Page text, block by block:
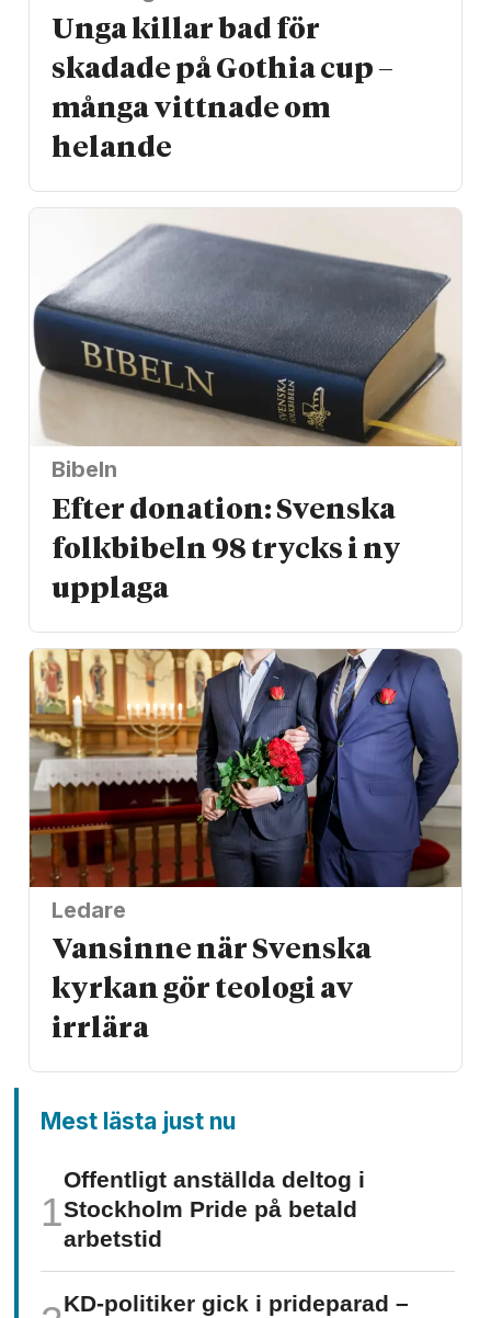
Unga killar bad för
skadade på Gothia cup –
många vittnade om
helande
Bibeln
Efter donation: Svenska
folkbibeln 98 trycks i ny
upplaga
Ledare
Vansinne när Svenska
kyrkan gör teologi av
irrlära
Mest lästa just nu
Offentligt anställda deltog i
Stockholm Pride på betald
arbetstid
KD-politiker gick i prideparad –